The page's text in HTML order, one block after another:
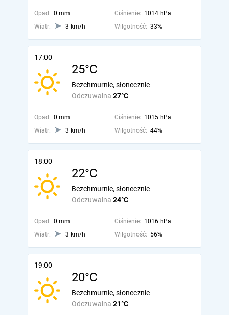
Opad: 0 mm Ciśnienie: 1014 hPa
Wiatr:
3 km/h Wilgotność: 33%
17:00
25°C
Odczuwalna 27°C
Bezchmurnie, słonecznie
Opad: 0 mm Ciśnienie: 1015 hPa
Wiatr:
3 km/h Wilgotność: 44%
18:00
22°C
Odczuwalna 24°C
Bezchmurnie, słonecznie
Opad: 0 mm Ciśnienie: 1016 hPa
Wiatr:
3 km/h Wilgotność: 56%
19:00
20°C
Odczuwalna 21°C
Bezchmurnie, słonecznie